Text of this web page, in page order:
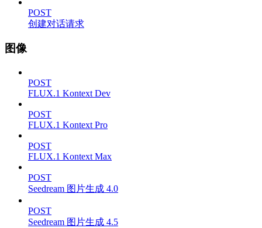
POST
创建对话请求
图像
POST
FLUX.1 Kontext Dev
POST
FLUX.1 Kontext Pro
POST
FLUX.1 Kontext Max
POST
Seedream 图片生成 4.0
POST
Seedream 图片生成 4.5